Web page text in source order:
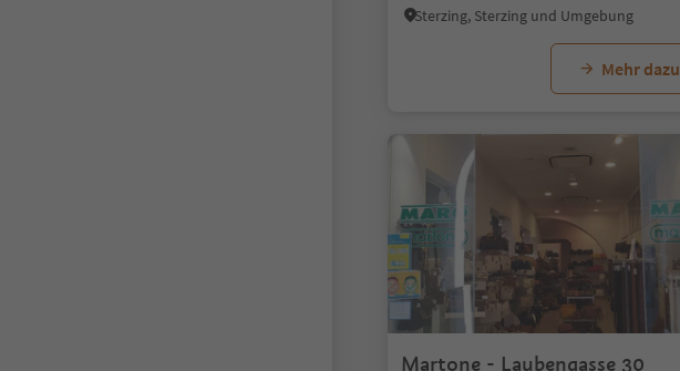
Sterzing, Sterzing und Umgebung
Mehr dazu
Martone - Laubengasse 30